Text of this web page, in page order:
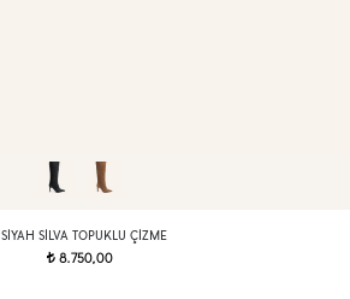
SIYAH SILVA TOPUKLU ÇIZME
t8.750,00